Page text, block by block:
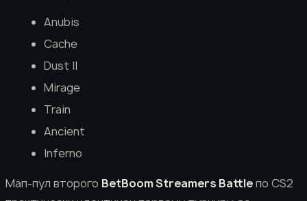
Anubis
Cache
Dust II
Mirage
Train
Ancient
Inferno
Мап-пул второго BetBoom Streamers Battleпо CS2